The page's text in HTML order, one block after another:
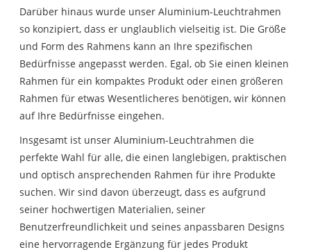
Darüber hinaus wurde unser Aluminium-Leuchtrahmen
so konzipiert, dass er unglaublich vielseitig ist. Die Größe
und Form des Rahmens kann an Ihre spezifischen
Bedürfnisse angepasst werden. Egal, ob Sie einen kleinen
Rahmen für ein kompaktes Produkt oder einen größeren
Rahmen für etwas Wesentlicheres benötigen, wir können
auf Ihre Bedürfnisse eingehen.
Insgesamt ist unser Aluminium-Leuchtrahmen die
perfekte Wahl für alle, die einen langlebigen, praktischen
und optisch ansprechenden Rahmen für ihre Produkte
suchen. Wir sind davon überzeugt, dass es aufgrund
seiner hochwertigen Materialien, seiner
Benutzerfreundlichkeit und seines anpassbaren Designs
eine hervorragende Ergänzung für jedes Produkt